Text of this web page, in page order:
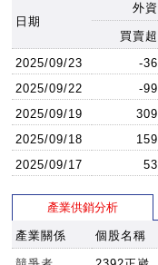
日期
外資
買賣超
2025/09/23
-36
2025/09/22
-99
2025/09/19
309
2025/09/18
159
2025/09/17
53
產業供銷分析
產業關係 個股名稱